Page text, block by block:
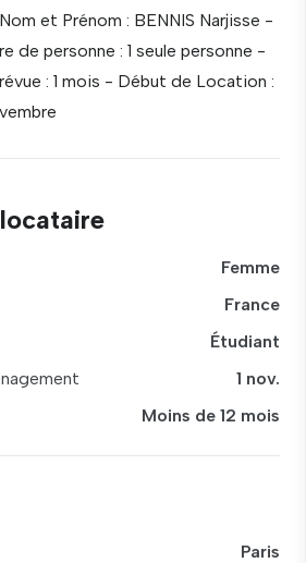
et Prénom : BENNIS Narjisse -
de personne : 1 seule personne -
: 1 mois - Début de Location :
Femme
France
Étudiant
1 nov.
Moins de 12 mois
Paris